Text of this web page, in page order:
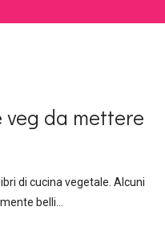
da mettere
di cucina vegetale. Alcuni
belli…